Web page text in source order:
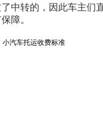
中转的，因此车主们
障。
小汽车托运收费标准